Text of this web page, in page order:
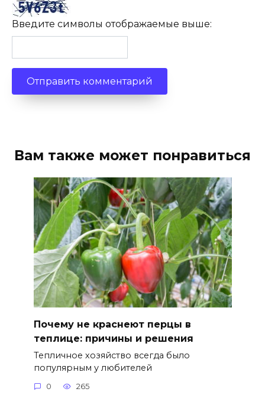
Введите символы отображаемые выше:
Вам также может понравиться
Почему не краснеют перцы в
теплице: причины и решения
Тепличное хозяйство всегда было
популярным у любителей
0 265